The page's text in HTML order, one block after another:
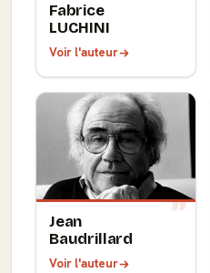
Fabrice
LUCHINI
Voir l'auteur
Jean
Baudrillard
Voir l'auteur